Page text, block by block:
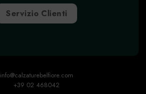
Servizio Clienti
info@calzaturebelfiore.com
+39 02 468042